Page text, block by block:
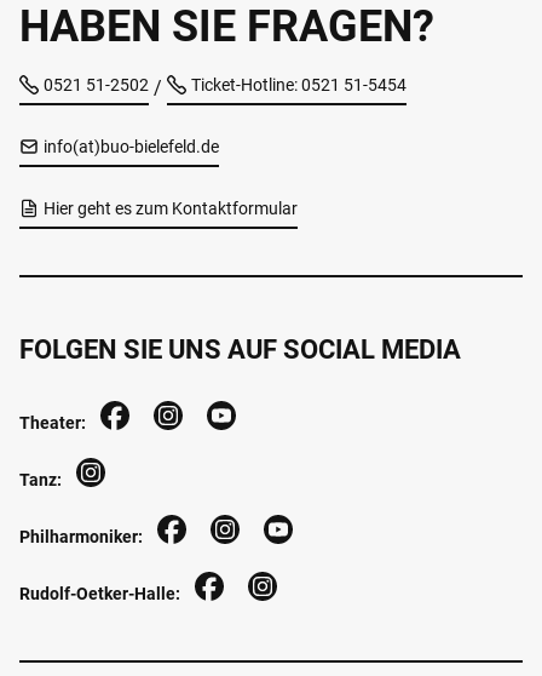
HABEN SIE FRAGEN?
0521 51-2502 / Ticket-Hotline: 0521 51-5454
info(at)buo-bielefeld.de
Hier geht es zum Kontaktformular
FOLGEN SIE UNS AUF SOCIAL MEDIA
Theater:
Tanz:
Philharmoniker:
Rudolf-Oetker-Halle: